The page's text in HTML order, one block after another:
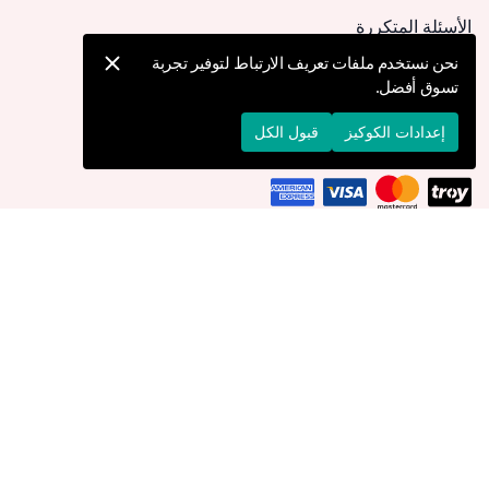
الأسئلة المتكررة
كيف يمكنني تقديم طلب؟
الشحن والتوصيل
الإرجاع والإلغاء
نحن نستخدم ملفات تعريف الارتباط لتوفير تجربة
تسوق أفضل.
إعدادات الكوكيز قبول الكل